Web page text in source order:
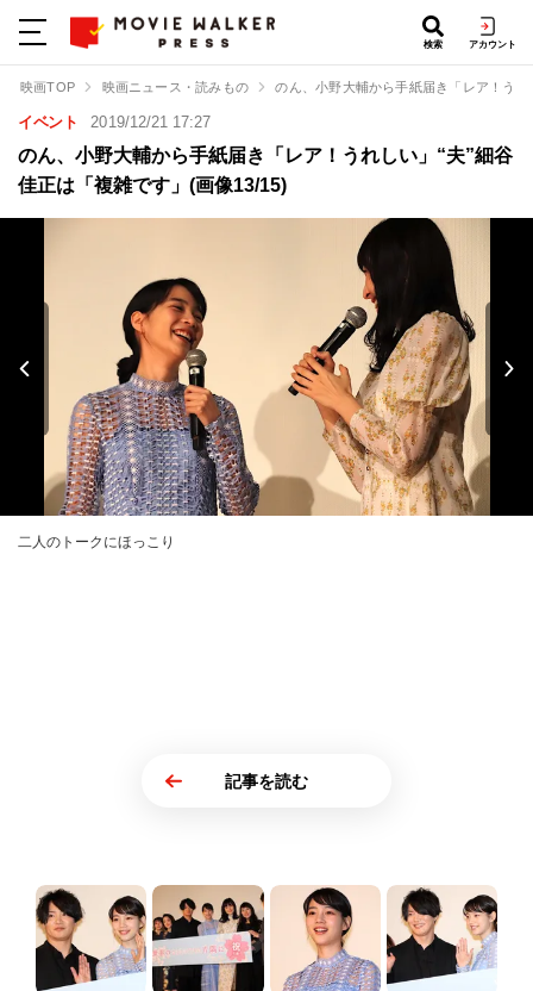
検索 アカウント
映画TOP 映画ニュース・読みもの のん、小野大輔から手紙届き「レア！う
イベント 2019/12/21 17:27
のん、小野大輔から手紙届き「レア！うれしい」“夫”細谷
佳正は「複雑です」(画像13/15)
二人のトークにほっこり
記事を読む